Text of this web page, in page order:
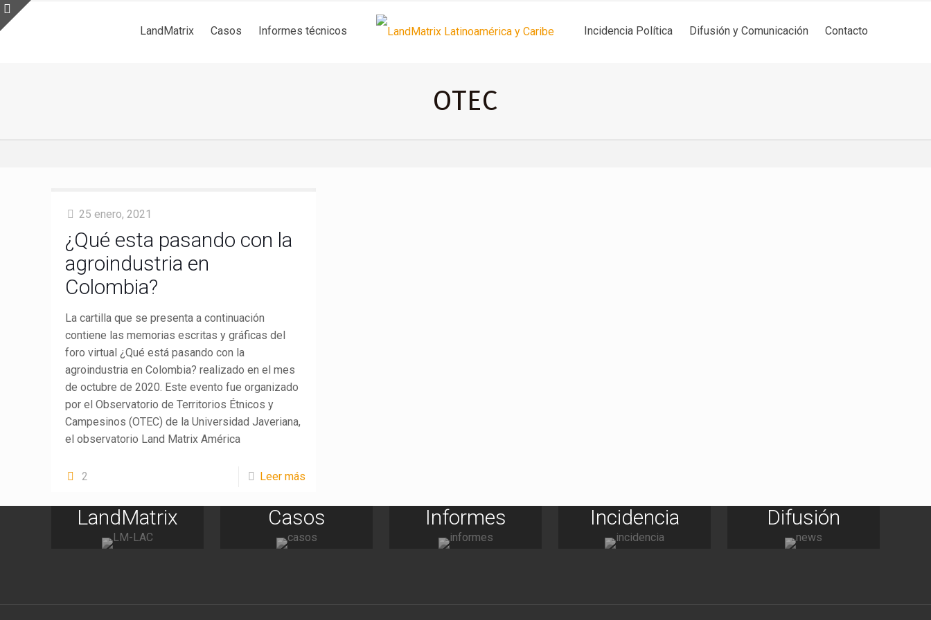
LandMatrix Casos Informes técnicos Incidencia Política Difusión y Comunicación Contacto
OTEC
25 enero, 2021
¿Qué esta pasando con la
agroindustria en
Colombia?
La cartilla que se presenta a continuación
contiene las memorias escritas y gráficas del
foro virtual ¿Qué está pasando con la
agroindustria en Colombia? realizado en el mes
de octubre de 2020. Este evento fue organizado
por el Observatorio de Territorios Étnicos y
Campesinos (OTEC) de la Universidad Javeriana,
el observatorio Land Matrix América
2 Leer más
LandMatrix Casos Informes Incidencia Difusión